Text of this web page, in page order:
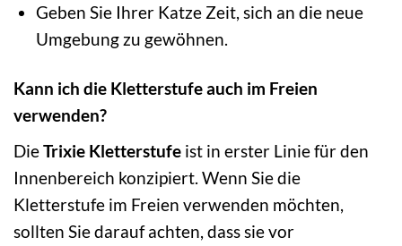
Geben Sie Ihrer Katze Zeit, sich an die neue
Umgebung zu gewöhnen.
Kann ich die Kletterstufe auch im Freien
verwenden?
DieTrixie Kletterstufe ist in erster Linie für den
Innenbereich konzipiert. Wenn Sie die
Kletterstufe im Freien verwenden möchten,
sollten Sie darauf achten, dass sie vor